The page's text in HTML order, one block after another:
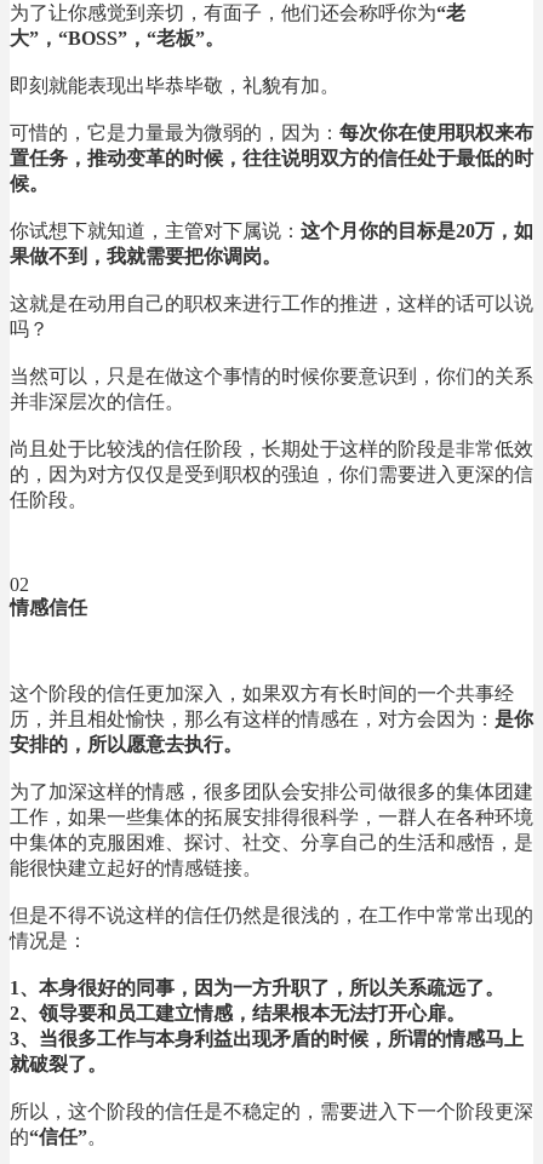
为了让你感觉到亲切，有面子，他们还会称呼你为“老
大”，“BOSS”，“老板”。
即刻就能表现出毕恭毕敬，礼貌有加。
可惜的，它是力量最为微弱的，因为： 每次你在使用职权来布
置任务，推动变革的时候，往往说明双方的信任处于最低的时
候。
你试想下就知道，主管对下属说： 这个月你的目标是20万，如
果做不到，我就需要把你调岗。
这就是在动用自己的职权来进行工作的推进，这样的话可以说
吗？
当然可以，只是在做这个事情的时候你要意识到，你们的关系
并非深层次的信任。
尚且处于比较浅的信任阶段，长期处于这样的阶段是非常低效
的，因为对方仅仅是受到职权的强迫，你们需要进入更深的信
任阶段。
02
情感信任
这个阶段的信任更加深入，如果双方有长时间的一个共事经
历，并且相处愉快，那么有这样的情感在，对方会因为： 是你
安排的，所以愿意去执行。
为了加深这样的情感，很多团队会安排公司做很多的集体团建
工作，如果一些集体的拓展安排得很科学，一群人在各种环境
中集体的克服困难、探讨、社交、分享自己的生活和感悟，是
能很快建立起好的情感链接。
但是不得不说这样的信任仍然是很浅的，在工作中常常出现的
情况是：
1、本身很好的同事，因为一方升职了，所以关系疏远了。
2、领导要和员工建立情感，结果根本无法打开心扉。
3、当很多工作与本身利益出现矛盾的时候，所谓的情感马上
就破裂了。
所以，这个阶段的信任是不稳定的，需要进入下一个阶段更深
的“信任”。